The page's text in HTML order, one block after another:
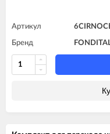
Артикул
Бренд